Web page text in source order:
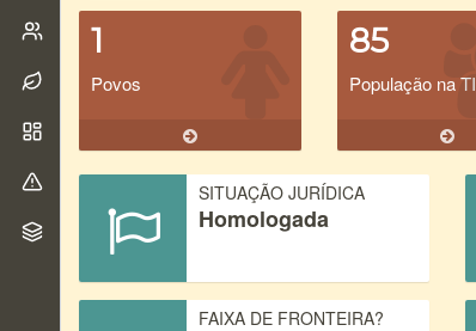
1
Povos
85
População na TI
SITUAÇÃO JURÍDICA
Homologada
FAIXA DE FRONTEIRA?